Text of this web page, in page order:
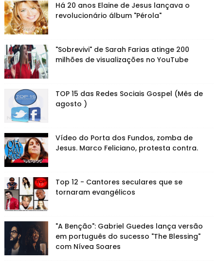
Há 20 anos Elaine de Jesus lançava o
revolucionário álbum "Pérola"
"Sobrevivi" de Sarah Farias atinge 200
milhões de visualizações no YouTube
TOP 15 das Redes Sociais Gospel (Mês de
agosto )
Vídeo do Porta dos Fundos, zomba de
Jesus. Marco Feliciano, protesta contra.
Top 12 - Cantores seculares que se
tornaram evangélicos
"A Benção": Gabriel Guedes lança versão
em português do sucesso "The Blessing"
com Nívea Soares